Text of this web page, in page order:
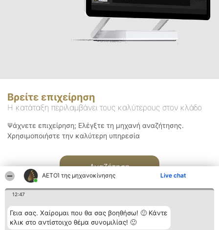
ΑΕΤΟΊ της μηχανοκίνησης Live chat
12:47
Γεια σας. Χαίρομαι που θα σας βοηθήσω! 🙂 Κάντε
κλικ στο αντίστοιχο θέμα συνομιλίας! 🙂
Βρείτε επιχείρηση
Η κατάταξη περιλαμβάνει τους καλύτερους στον κλάδο
Ψάχνετε επιχείρηση; Ελέγξτε τη μηχανή αναζήτησης.
Χρησιμοποιήστε την καλύτερη υπηρεσία
Αναζήτηση